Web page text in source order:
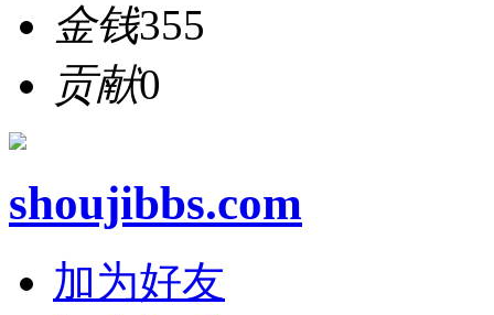
金钱355
贡献0
shoujibbs.com
加为好友